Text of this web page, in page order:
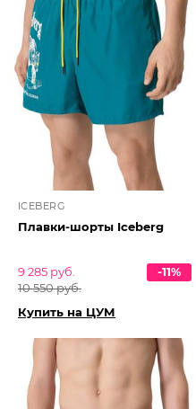
ICEBERG
Плавки-шорты Iceberg
9 285 руб.
10 550 руб.
-11%
Купить на ЦУМ